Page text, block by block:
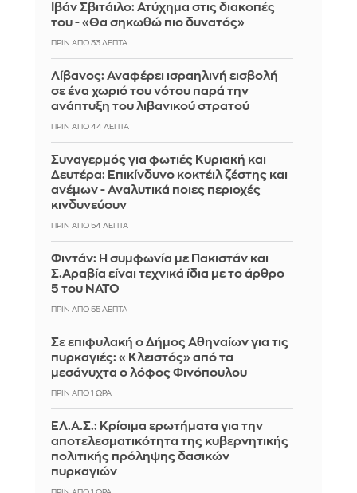
Ιβάν Σβιτάιλο: Ατύχημα στις διακοπές
του - «Θα σηκωθώ πιο δυνατός»
ΠΡΙΝ ΑΠΌ 33 ΛΕΠΤΆ
Λίβανος: Αναφέρει ισραηλινή εισβολή
σε ένα χωριό του νότου παρά την
ανάπτυξη του λιβανικού στρατού
ΠΡΙΝ ΑΠΌ 44 ΛΕΠΤΆ
Συναγερμός για φωτιές Κυριακή και
Δευτέρα: Επικίνδυνο κοκτέιλ ζέστης και
ανέμων - Αναλυτικά ποιες περιοχές
κινδυνεύουν
ΠΡΙΝ ΑΠΌ 54 ΛΕΠΤΆ
Φιντάν: Η συμφωνία με Πακιστάν και
Σ.Αραβία είναι τεχνικά ίδια με το άρθρο
5 του ΝΑΤΟ
ΠΡΙΝ ΑΠΌ 55 ΛΕΠΤΆ
Σε επιφυλακή ο Δήμος Αθηναίων για τις
πυρκαγιές: «Κλειστός» από τα
μεσάνυχτα ο λόφος Φινόπουλου
ΠΡΙΝ ΑΠΌ 1 ΏΡΑ
ΕΛ.Α.Σ.: Κρίσιμα ερωτήματα για την
αποτελεσματικότητα της κυβερνητικής
πολιτικής πρόληψης δασικών
πυρκαγιών